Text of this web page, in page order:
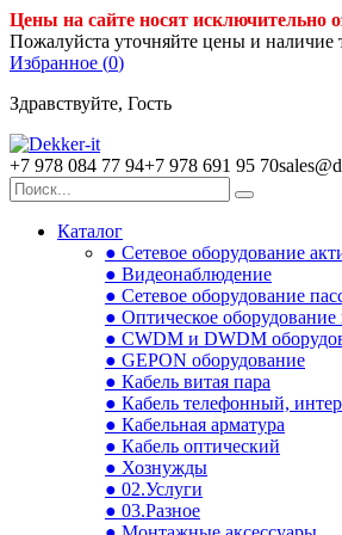
Цены на сайте носят исключительно
Пожалуйста уточняйте цены и наличие
Избранное (0)
Здравствуйте, Гость
+7 978 084 77 94+7 978 691 95 70
Каталог
● Сетевое оборудование
● Видеонаблюдение
● Сетевое оборудование
● Оптическое оборудование
● CWDM и DWDM
● GEPON оборудование
● Кабель витая пара
● Кабель телефонный,
● Кабельная арматура
● Кабель оптический
● Хознужды
● 02.Услуги
● 03.Разное